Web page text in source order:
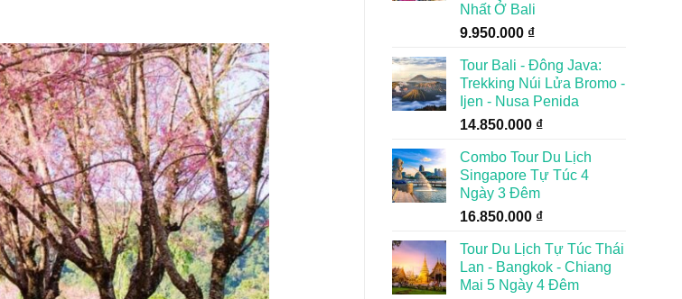
Nhất Ở Bali
9.950.000 ₫
Tour Bali - Đông Java:
Trekking Núi Lửa Bromo -
Ijen - Nusa Penida
14.850.000 ₫
Combo Tour Du Lịch
Singapore Tự Túc 4
Ngày 3 Đêm
16.850.000 ₫
Tour Du Lịch Tự Túc Thái
Lan - Bangkok - Chiang
Mai 5 Ngày 4 Đêm